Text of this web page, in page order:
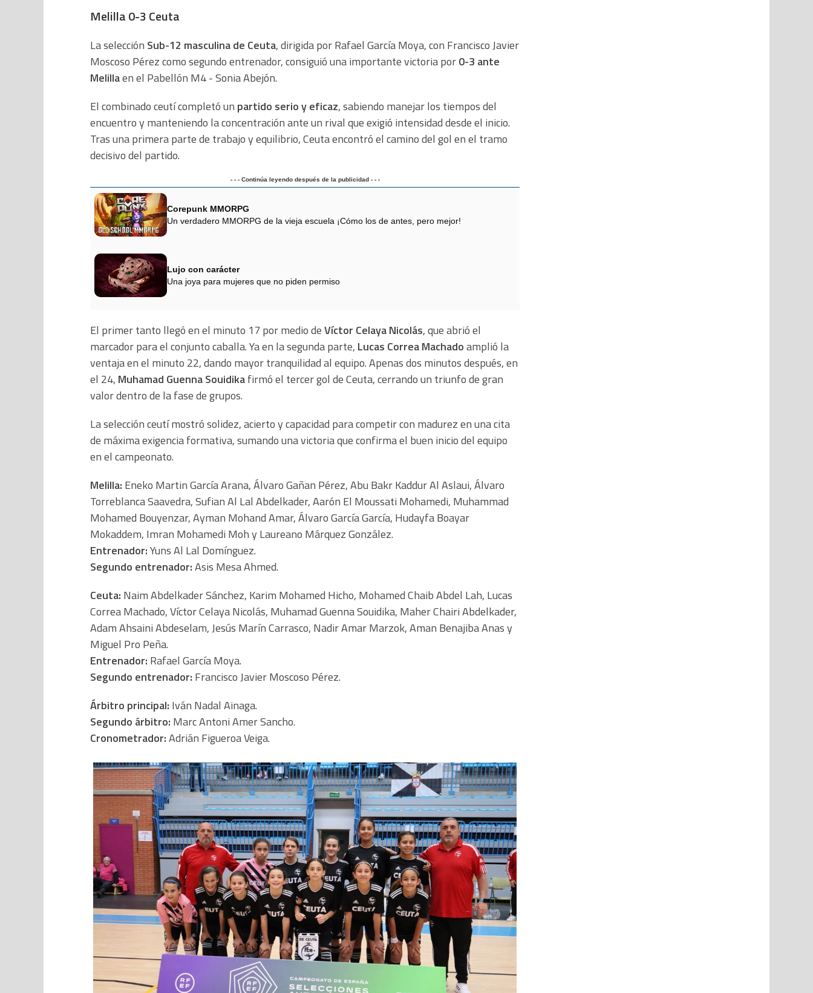
Melilla 0-3 Ceuta
La selección Sub-12 masculina de Ceuta, dirigida por Rafael García Moya, con Francisco Javier
Moscoso Pérez como segundo entrenador, consiguió una importante victoria por0-3 ante
Melillaen el Pabellón M4 - Sonia Abejón.
El combinado ceutí completó un partido serio y eficaz, sabiendo manejar los tiempos del
encuentro y manteniendo la concentración ante un rival que exigió intensidad desde el inicio.
Tras una primera parte de trabajo y equilibrio, Ceuta encontró el camino del gol en el tramo
decisivo del partido.
- - - Continúa leyendo después de la publicidad - - -
Corepunk MMORPG
Un verdadero MMORPG de la vieja escuela ¡Cómo los de antes, pero mejor!
Lujo con carácter
Una joya para mujeres que no piden permiso
El primer tanto llegó en el minuto 17 por medio deVíctor Celaya Nicolás, que abrió el
marcador para el conjunto caballa. Ya en la segunda parte, Lucas Correa Machadoamplió la
ventaja en el minuto 22, dando mayor tranquilidad al equipo. Apenas dos minutos después, en
el 24, Muhamad Guenna Souidikafirmó el tercer gol de Ceuta, cerrando un triunfo de gran
valor dentro de la fase de grupos.
La selección ceutí mostró solidez, acierto y capacidad para competir con madurez en una cita
de máxima exigencia formativa, sumando una victoria que confirma el buen inicio del equipo
en el campeonato.
Melilla: Eneko Martin García Arana, Álvaro Gañan Pérez, Abu Bakr Kaddur Al Aslaui, Álvaro
Torreblanca Saavedra, Sufian Al Lal Abdelkader, Aarón El Moussati Mohamedi, Muhammad
Mohamed Bouyenzar, Ayman Mohand Amar, Álvaro García García, Hudayfa Boayar
Mokaddem, Imran Mohamedi Moh y Laureano Márquez González.
Entrenador:Yuns Al Lal Domínguez.
Segundo entrenador:Asis Mesa Ahmed.
Ceuta: Naim Abdelkader Sánchez, Karim Mohamed Hicho, Mohamed Chaib Abdel Lah, Lucas
Correa Machado, Víctor Celaya Nicolás, Muhamad Guenna Souidika, Maher Chairi Abdelkader,
Adam Ahsaini Abdeselam, Jesús Marín Carrasco, Nadir Amar Marzok, Aman Benajiba Anas y
Miguel Pro Peña.
Entrenador: Rafael García Moya.
Segundo entrenador: Francisco Javier Moscoso Pérez.
Árbitro principal: Iván Nadal Ainaga.
Segundo árbitro: Marc Antoni Amer Sancho.
Cronometrador:Adrián Figueroa Veiga.